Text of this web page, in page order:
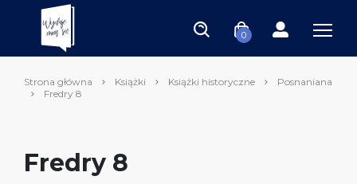
0
Strona główna Książki Książki historyczne
Posnaniana
Fredry 8
Fredry 8